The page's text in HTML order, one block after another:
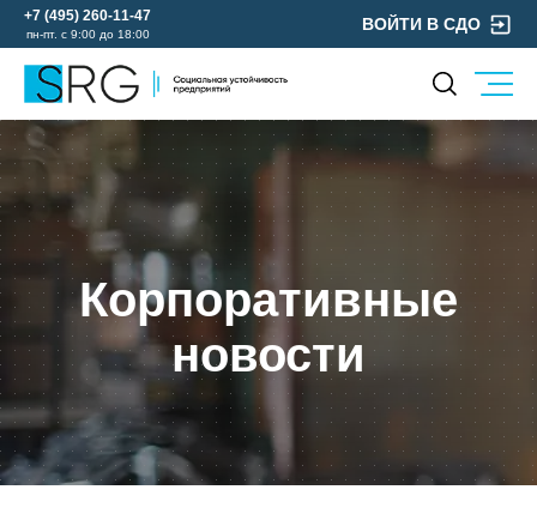
+7 (495) 260-11-47
пн-пт. с 9:00 до 18:00
ВОЙТИ В СДО
КОМПАНИЯ
О нас
Руководство
Лицензии и аккредитации
Пресс-центр
КОНТАКТЫ
МЕРОПРИЯТИЯ
БЛОГ
УСЛУГИ
ОХРАНА ТРУДА
УЧЕБНЫЙ ЦЕНТР
ЭКОЛОГИЯ
Корпоративные
новости